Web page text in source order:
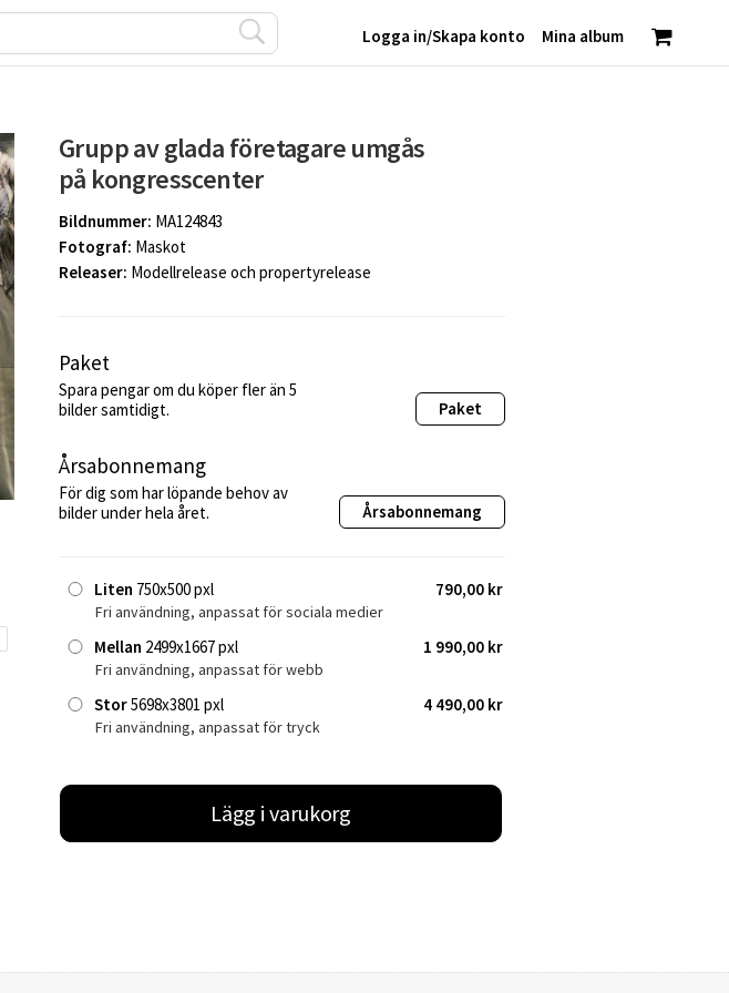
Mina album
Logga in/Skapa konto
Grupp av glada företagare umgås
på kongresscenter
Bildnummer: MA124843
Fotograf: Maskot
Releaser: Modellrelease och propertyrelease
Paket
Spara pengar om du köper fler än 5
bilder samtidigt.
Paket
Årsabonnemang
För dig som har löpande behov av
bilder under hela året.
Årsabonnemang
Liten 750x500 pxl 790,00 kr
Fri användning, anpassat för sociala medier
Mellan 2499x1667 pxl 1 990,00 kr
Fri användning, anpassat för webb
Stor5698x3801 pxl 4 490,00 kr
Fri användning, anpassat för tryck
Lägg i varukorg